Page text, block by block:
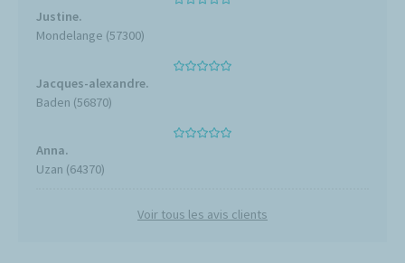
Justine.
Mondelange (57300)
Jacques-alexandre.
Baden (56870)
Anna.
Uzan (64370)
Voir tous les avis clients